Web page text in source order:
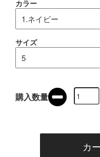
カラー
サイズ
購入数量